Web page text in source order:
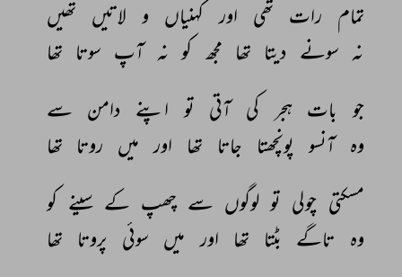
تمام رات تھی اور کہنیاں و لاتیں تھیں
نہ سونے دیتا تھا مجھ کو نہ آپ سوتا تھا
جو بات ہجر کی آتی تو اپنے دامن سے
وہ آنسو پونچھتا جاتا تھا اور میں روتا تھا
مسکتی چولی تو لوگوں سے چھپ کے سینے کو
وہ تاگے بٹتا تھا اور میں سوئی پروتا تھا